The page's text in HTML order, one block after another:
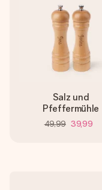
Salz und
Pfeffermühle
49,99 39,99